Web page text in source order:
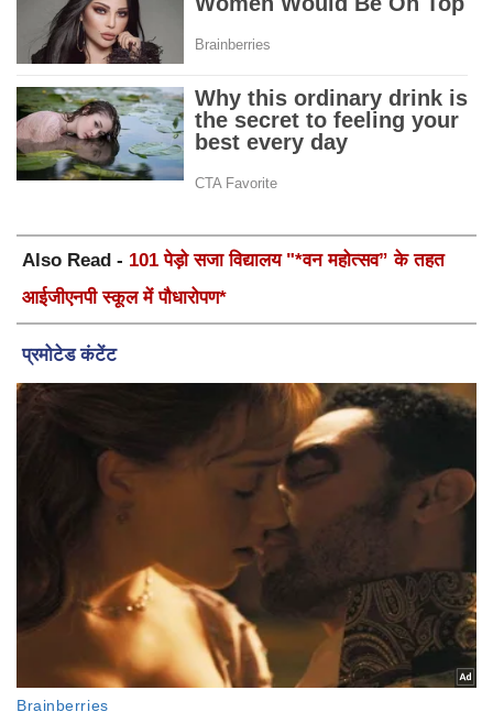
Also Read - 101 पेड़ो सजा विद्यालय "*वन महोत्सव” के तहत
आईजीएनपी स्कूल में पौधारोपण*